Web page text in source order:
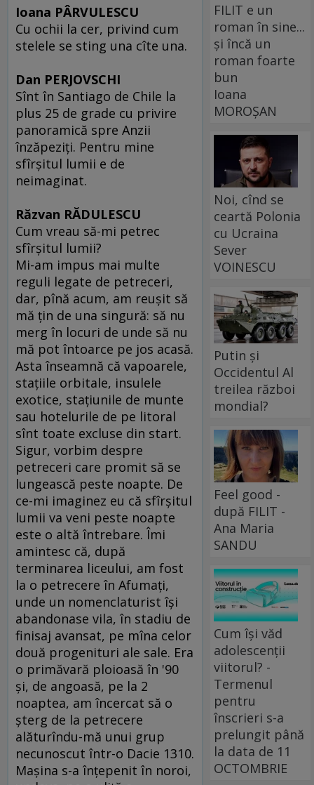
Ioana PÂRVULESCU
Cu ochii la cer, privind cum
stelele se sting una cîte una.
Dan PERJOVSCHI
Sînt în Santiago de Chile la
plus 25 de grade cu privire
panoramică spre Anzii
înzăpeziţi. Pentru mine
sfîrşitul lumii e de
neimaginat.
Răzvan RĂDULESCU
Cum vreau să-mi petrec
sfîrşitul lumii?
Mi-am impus mai multe
reguli legate de petreceri,
dar, pînă acum, am reuşit să
mă ţin de una singură: să nu
merg în locuri de unde să nu
mă pot întoarce pe jos acasă.
Asta înseamnă că vapoarele,
staţiile orbitale, insulele
exotice, staţiunile de munte
sau hotelurile de pe litoral
sînt toate excluse din start.
Sigur, vorbim despre
petreceri care promit să se
lungească peste noapte. De
ce-mi imaginez eu că sfîrşitul
lumii va veni peste noapte
este o altă întrebare. Îmi
amintesc că, după
terminarea liceului, am fost
la o petrecere în Afumaţi,
unde un nomenclaturist îşi
abandonase vila, în stadiu de
finisaj avansat, pe mîna celor
două progenituri ale sale. Era
o primăvară ploioasă în '90
şi, de angoasă, pe la 2
noaptea, am încercat să o
şterg de la petrecere
alăturîndu-mă unui grup
necunoscut într-o Dacie 1310.
Maşina s-a înţepenit în noroi,
FILIT e un
roman în sine...
și încă un
roman foarte
bun
Ioana
MOROȘAN
Noi, cînd se
ceartă Polonia
cu Ucraina
Sever
VOINESCU
Putin și
Occidentul Al
treilea război
mondial?
Feel good -
după FILIT -
Ana Maria
SANDU
Cum își văd
adolescenții
viitorul? -
Termenul
pentru
înscrieri s-a
prelungit până
la data de 11
OCTOMBRIE